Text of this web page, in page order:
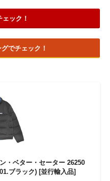
ック！
でチェック！
・ベター・セーター 26250
ブラック) [並行輸入品]